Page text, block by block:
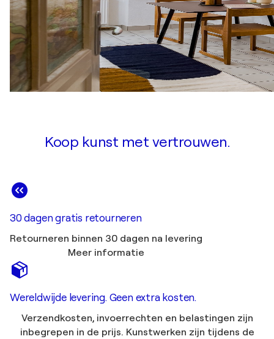
Koop kunst met vertrouwen.
30 dagen gratis retourneren
Retourneren binnen 30 dagen na levering
Meer informatie
Wereldwijde levering. Geen extra kosten.
Verzendkosten, invoerrechten en belastingen zijn
inbegrepen in de prijs. Kunstwerken zijn tijdens de